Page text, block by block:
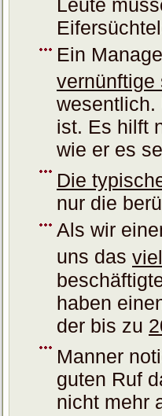
Leute
Ein
vernünftige
wesentlich.
ist. Es hilft
wie er es
Die
nur die
Als wir
uns das
haben
der bis zu
Manner
guten Ruf
nicht mehr